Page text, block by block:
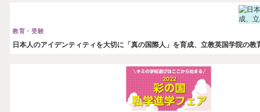
日本人のアイデンティティを大切に「真の国際人」を育成、立教英国学院の教
教育・受験